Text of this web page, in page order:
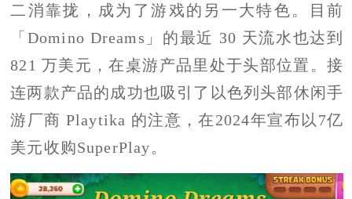
二消靠拢，成为了游戏的另一大特色。目前
「Domino Dreams」的最近 30 天流水也达到
821 万美元，在桌游产品里处于头部位置。接
连两款产品的成功也吸引了以色列头部休闲手
游厂商 Playtika 的注意，在2024年宣布以7亿
美元收购SuperPlay。